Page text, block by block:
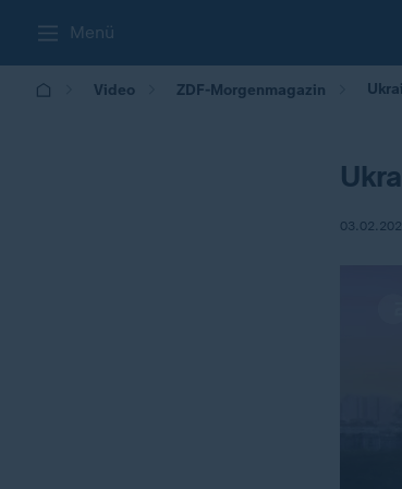
Menü
Video ZDF-Morgenmagazin